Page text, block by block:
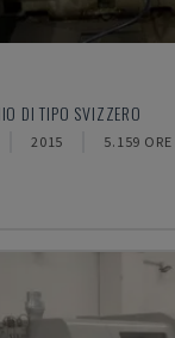
DI TIPO SVIZZERO
2015 5.159 ORE